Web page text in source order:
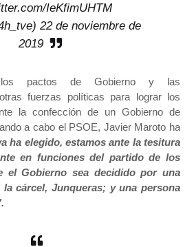
IeKfimUHTM
22 de noviembre de
2019
los pactos de Gobierno y las
fuerzas políticas para lograr los
la confección de un Gobierno de
a cabo el PSOE, Javier Maroto ha
ha elegido, estamos ante la tesitura
en funciones del partido de los
el Gobierno sea decidido por una
cárcel, Junqueras; y una persona